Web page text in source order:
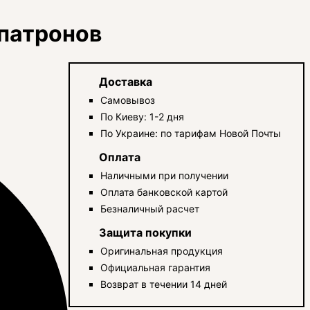
Доставка
Самовывоз
По Киеву: 1-2 дня
По Украине: по тарифам Новой Почты
Оплата
Наличными при получении
Оплата банковской картой
Безналичный расчет
Защита покупки
Оригинальная продукция
Официальная гарантия
Возврат в течении 14 дней